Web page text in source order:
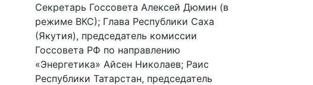
Секретарь Госсовета Алексей Дюмин (в
режиме ВКС); Глава Республики Саха
(Якутия), председатель комиссии
Госсовета РФ по направлению
«Энергетика» Айсен Николаев; Раис
Республики Татарстан, председатель